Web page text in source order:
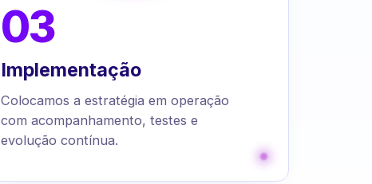
03
Implementação
Colocamos a estratégia em operação
com acompanhamento, testes e
evolução contínua.